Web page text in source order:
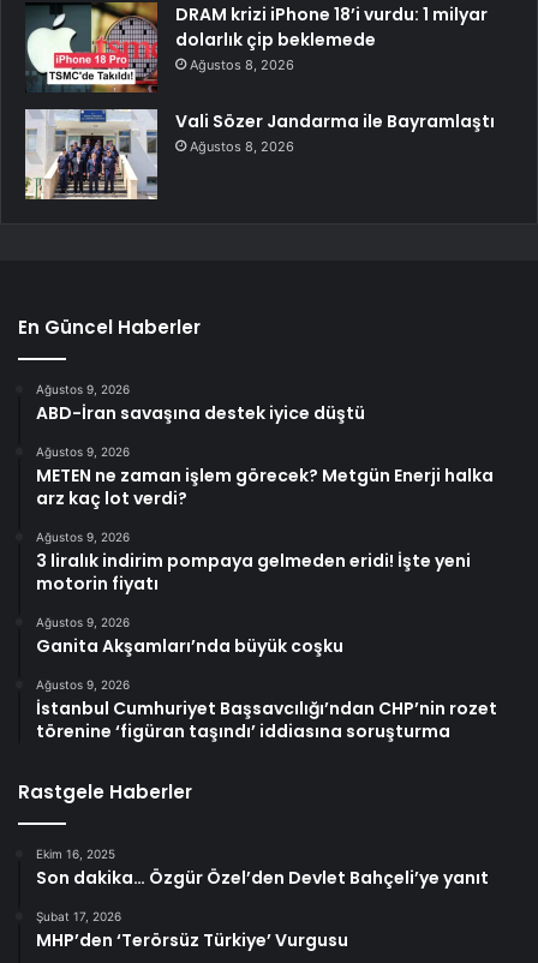
DRAM krizi iPhone 18’i vurdu: 1 milyar
dolarlık çip beklemede
Ağustos 8, 2026
Vali Sözer Jandarma ile Bayramlaştı
Ağustos 8, 2026
En Güncel Haberler
Ağustos 9, 2026
ABD-İran savaşına destek iyice düştü
Ağustos 9, 2026
METEN ne zaman işlem görecek? Metgün Enerji halka
arz kaç lot verdi?
Ağustos 9, 2026
3 liralık indirim pompaya gelmeden eridi! İşte yeni
motorin fiyatı
Ağustos 9, 2026
Ganita Akşamları’nda büyük coşku
Ağustos 9, 2026
İstanbul Cumhuriyet Başsavcılığı’ndan CHP’nin rozet
törenine ‘figüran taşındı’ iddiasına soruşturma
Rastgele Haberler
Ekim 16, 2025
Son dakika… Özgür Özel’den Devlet Bahçeli’ye yanıt
Şubat 17, 2026
MHP’den ‘Terörsüz Türkiye’ Vurgusu